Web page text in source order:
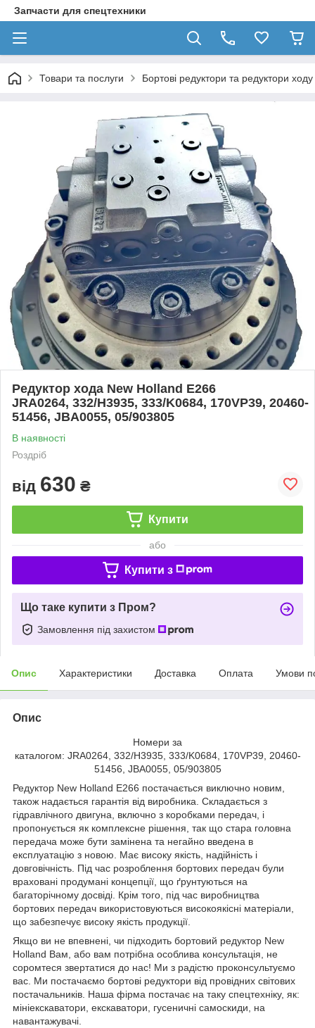
Запчасти для спецтехники
Товари та послуги Бортові редуктори та редуктори
Редуктор хода New Holland E266
JRA0264, 332/H3935, 333/K0684, 170VP39, 20460-
51456, JBA0055, 05/903805
В наявності
Роздріб
від 630 ₴
Купити
або
Купити з
Що таке купити з Пром?
Замовлення під захистом
Опис Характеристики Доставка Оплата Умови
Опис
Номери за
каталогом: JRA0264, 332/H3935, 333/K0684, 170VP39, 20460-
51456, JBA0055, 05/903805
Редуктор New Holland E266 постачається виключно новим,
також надається гарантія від виробника. Складається з
гідравлічного двигуна, включно з коробками передач, і
пропонується як комплексне рішення, так що стара головна
передача може бути замінена та негайно введена в
експлуатацію з новою. Має високу якість, надійність і
довговічність. Під час розроблення бортових передач були
враховані продумані концепції, що ґрунтуються на
багаторічному досвіді. Крім того, під час виробництва
бортових передач використовуються високоякісні матеріали,
що забезпечує високу якість продукції.
Якщо ви не впевнені, чи підходить бортовий редуктор New
Holland Вам, або вам потрібна особлива консультація, не
соромтеся звертатися до нас! Ми з радістю проконсультуємо
вас. Ми постачаємо бортові редуктори від провідних світових
постачальників. Наша фірма постачає на таку спецтехніку, як:
мініекскаватори, екскаватори, гусеничні самоскиди, на
навантажувачі.